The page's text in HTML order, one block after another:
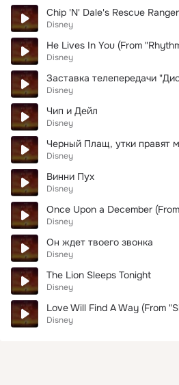
Chip 'N' Dale's Rescue
Disney
Disney
Заставка телепередачи
Disney
Чип и Дейл
Disney
Черный Плащ, утки правят
Disney
Винни Пух
Disney
Disney
Он ждет твоего звонка
Disney
The Lion Sleeps Tonight
Disney
Love Will Find A Way (From
Disney